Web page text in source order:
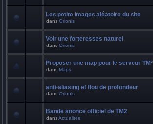
Les petite images aléatoire du site
dans Orionis
Voir une forteresses naturel
dans Orionis
Proposer une map pour le serveur TM²
dans Maps
anti-aliasing et flou de profondeur
dans Orionis
Bande anonce officiel de TM2
dansActualitée